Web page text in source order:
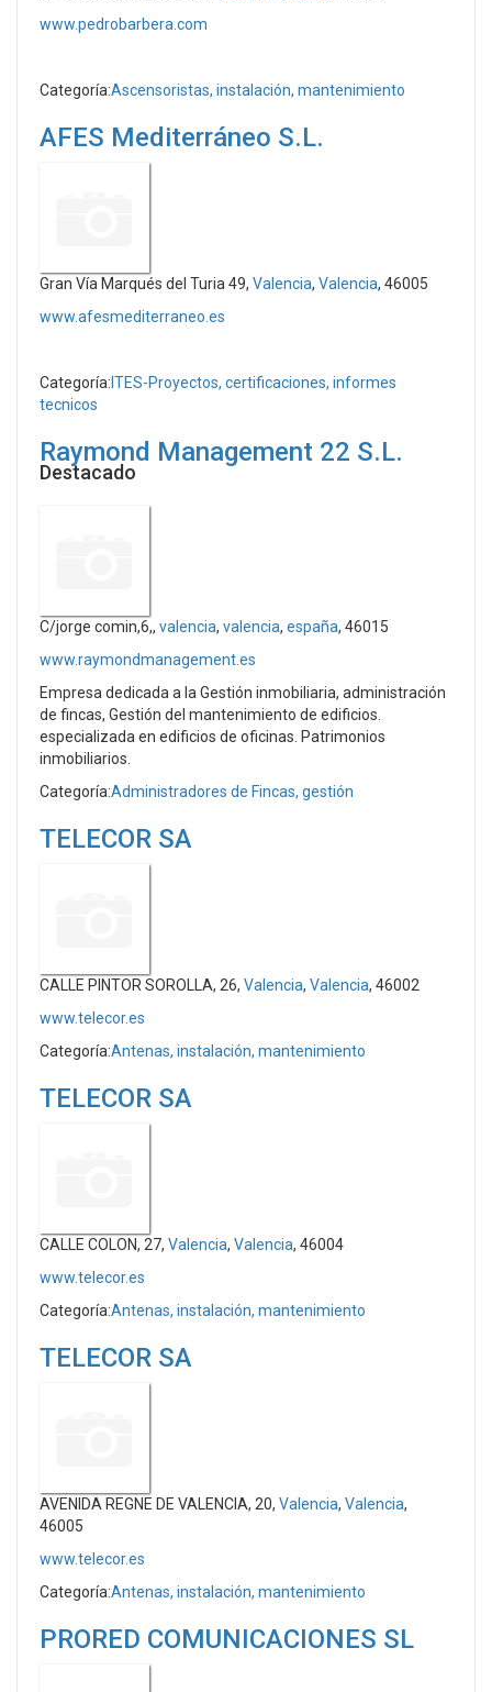
www.pedrobarbera.com
Categoría:Ascensoristas, instalación, mantenimiento
AFES Mediterráneo S.L.
Gran Vía Marqués del Turia 49, Valencia, Valencia, 46005
www.afesmediterraneo.es
Categoría: ITES-Proyectos, certificaciones, informes
tecnicos
Raymond Management 22 S.L.
Destacado
C/jorge comin,6,, valencia, valencia, españa, 46015
www.raymondmanagement.es
Empresa dedicada a la Gestión inmobiliaria, administración
de fincas, Gestión del mantenimiento de edificios.
especializada en edificios de oficinas. Patrimonios
inmobiliarios.
Categoría:Administradores de Fincas, gestión
TELECOR SA
CALLE PINTOR SOROLLA, 26, Valencia, Valencia, 46002
www.telecor.es
Categoría:Antenas, instalación, mantenimiento
TELECOR SA
CALLE COLON, 27, Valencia, Valencia, 46004
www.telecor.es
Categoría:Antenas, instalación, mantenimiento
TELECOR SA
AVENIDA REGNE DE VALENCIA, 20, Valencia, Valencia,
46005
www.telecor.es
Categoría:Antenas, instalación, mantenimiento
PRORED COMUNICACIONES SL